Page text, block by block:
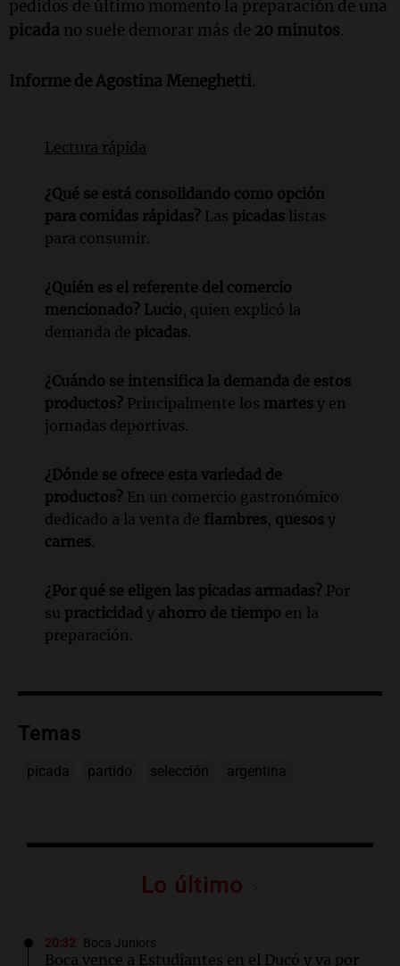
pedidos de último momento la preparación de una
picada no suele demorar más de 20 minutos.
Informe deAgostina Meneghetti.
Lectura rápida
¿Qué se está consolidando como opción
para comidas rápidas? Las picadas listas
para consumir.
¿Quién es el referente del comercio
mencionado? Lucio, quien explicó la
demanda de picadas.
¿Cuándo se intensifica la demanda de estos
productos? Principalmente los martes y en
jornadas deportivas.
¿Dónde se ofrece esta variedad de
productos? En un comercio gastronómico
dedicado a la venta de fiambres, quesos y
carnes.
¿Por qué se eligen las picadas armadas? Por
su practicidad y ahorro de tiempo en la
preparación.
Temas
picada partido selección argentina
Lo último
20:32 Boca Juniors
Boca vence a Estudiantes en el Ducó y va por